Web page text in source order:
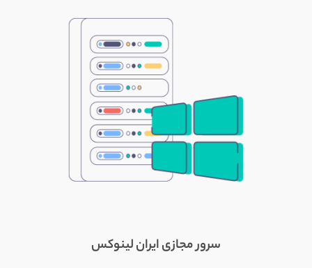
سرور مجازی ایران لینوکس